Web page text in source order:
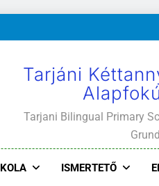
Tarjáni
Tarjani Bilingual Primary
ISMERTETŐ